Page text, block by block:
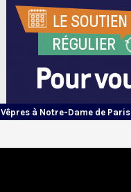
Vêpres à Notre-Dame de Paris